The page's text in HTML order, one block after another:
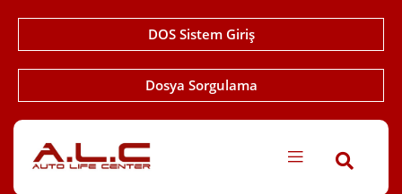
DOS Sistem Giriş
Dosya Sorgulama